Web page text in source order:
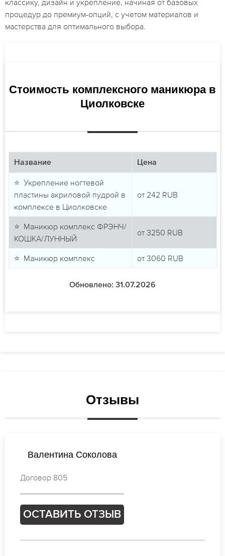
классику, дизайн и укрепление, начиная от базовых
процедур до премиум-опций, с учетом материалов и
мастерства для оптимального выбора.
Стоимость комплексного маникюра в
Циолковске
Название Цена
⭐ Укрепление ногтевой
пластины акриловой пудрой в
комплексе в Циолковске
от 242 RUB
⭐ Маникюр комплекс ФРЭНЧ/
КОШКА/ЛУННЫЙ
от 3250 RUB
⭐ Маникюр комплекс от 3060 RUB
Обновлено: 31.07.2026
Отзывы
Екатерина Попова
Договор 306
ОСТАВИТЬ ОТЗЫВ